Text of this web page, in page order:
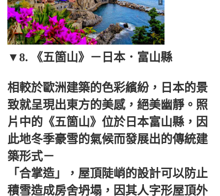
▼8. 《五箇山》－日本．富山縣
相較於歐洲建築的色彩繽紛，日本的景
致就呈現出東方的美感，絕美幽靜。照
片中的《五箇山》位於日本富山縣，因
此地冬季豪雪的氣候而發展出的傳統建
築形式－
「合掌造」，屋頂陡峭的設計可以防止
積雪造成房舍坍塌，因其人字形屋頂外